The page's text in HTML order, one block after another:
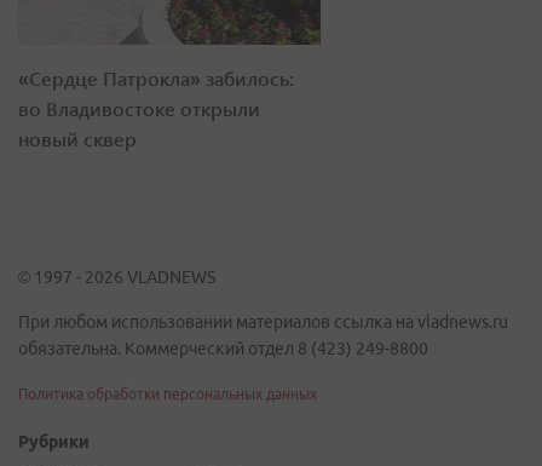
«Сердце Патрокла» забилось:
во Владивостоке открыли
новый сквер
© 1997 - 2026 VLADNEWS
При любом использовании материалов ссылка на vladnews.ru
обязательна. Коммерческий отдел 8 (423) 249-8800
Политика обработки персональных данных
Рубрики